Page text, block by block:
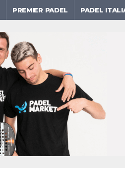
PREMIER PADEL PADEL